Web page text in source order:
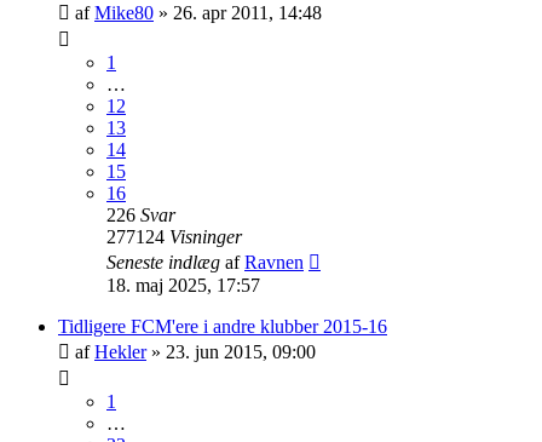
afMike80 » 26. apr 2011, 14:48
1
…
12
13
14
15
16
226 Svar
277124 Visninger
Seneste indlæg afRavnen
18. maj 2025, 17:57
Tidligere FCM'ere i andre klubber 2015-16
afHekler» 23. jun 2015, 09:00
1
…